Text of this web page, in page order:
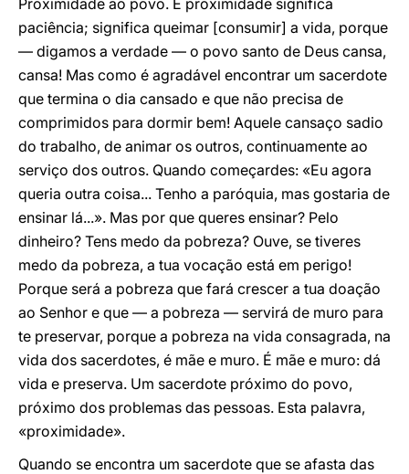
Proximidade ao povo. E proximidade significa
paciência; significa queimar [consumir] a vida, porque
— digamos a verdade — o povo santo de Deus cansa,
cansa! Mas como é agradável encontrar um sacerdote
que termina o dia cansado e que não precisa de
comprimidos para dormir bem! Aquele cansaço sadio
do trabalho, de animar os outros, continuamente ao
serviço dos outros. Quando começardes: «Eu agora
queria outra coisa... Tenho a paróquia, mas gostaria de
ensinar lá...». Mas por que queres ensinar? Pelo
dinheiro? Tens medo da pobreza? Ouve, se tiveres
medo da pobreza, a tua vocação está em perigo!
Porque será a pobreza que fará crescer a tua doação
ao Senhor e que — a pobreza — servirá de muro para
te preservar, porque a pobreza na vida consagrada, na
vida dos sacerdotes, é mãe e muro. É mãe e muro: dá
vida e preserva. Um sacerdote próximo do povo,
próximo dos problemas das pessoas. Esta palavra,
«proximidade».
Quando se encontra um sacerdote que se afasta das